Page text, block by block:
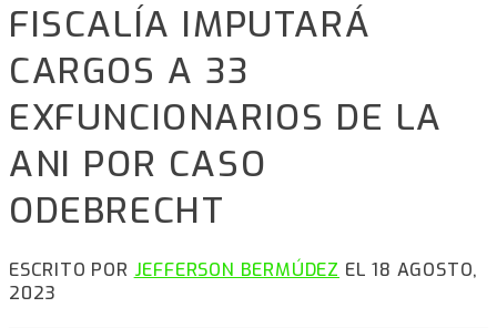
FISCALÍA IMPUTARÁ
CARGOS A 33
EXFUNCIONARIOS DE LA
ANI POR CASO
ODEBRECHT
ESCRITO POR JEFFERSON BERMÚDEZ EL 18 AGOSTO,
2023